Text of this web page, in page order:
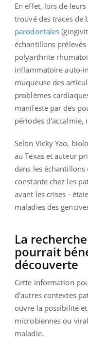
En effet, lors de
trouvé des traces de
parodontales
échantillons
polyarthrite
inflammatoire auto-
muqueuse des
problèmes
manifeste par des
périodes d'accalmie,
Selon Vicky Yao,
au Texas et auteur
dans les
constante chez les
avant les crises -
maladies des
La
pourrait
découverte
Cette information
d'autres contextes
ouvre la possibilité
microbiennes ou
maladie.